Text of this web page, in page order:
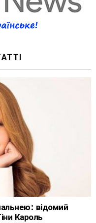
відомий
Кароль